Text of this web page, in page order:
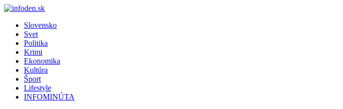
Slovensko
Svet
Politika
Krimi
Ekonomika
Kultúra
Šport
Lifestyle
INFOMINÚTA